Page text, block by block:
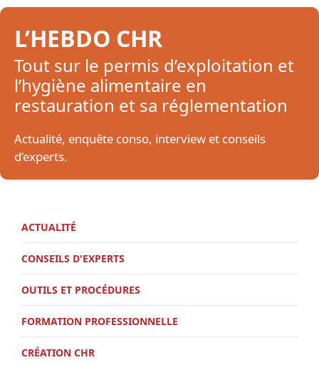
L’HEBDO CHR
Tout sur le permis d’exploitation et
l’hygiène alimentaire en
restauration et sa réglementation
Actualité, enquête conso, interview et conseils
d’experts.
ACTUALITÉ
CONSEILS D'EXPERTS
OUTILS ET PROCÉDURES
FORMATION PROFESSIONNELLE
CRÉATION CHR